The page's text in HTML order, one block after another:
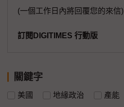
(一個工作日內將回覆您的來信)
訂閱DIGITIMES 行動版
關鍵字
美國 地緣政治 產能